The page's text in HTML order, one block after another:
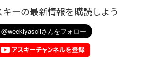
ーの最新情報を購読しよう